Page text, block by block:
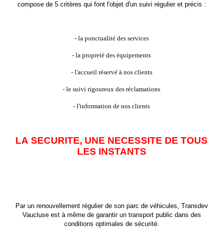
compose de 5 critères qui font l'objet d'un suivi régulier et précis :
- la ponctualité des services
- la propreté des équipements
- l'accueil réservé à nos clients
- le suivi rigoureux des réclamations
- l'information de nos clients
LA SECURITE, UNE NECESSITE DE TOUS
LES INSTANTS
Par un renouvellement régulier de son parc de véhicules, Transdev
Vaucluse est à même de garantir un transport public dans des
conditions optimales de sécurité.